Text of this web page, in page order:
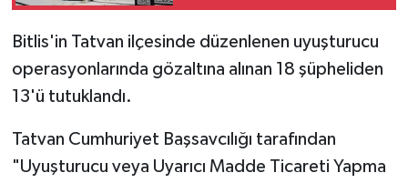
Bitlis'in Tatvan ilçesinde düzenlenen uyuşturucu
operasyonlarında gözaltına alınan 18 şüpheliden
13'ü tutuklandı.
Tatvan Cumhuriyet Başsavcılığı tarafından
"Uyuşturucu veya Uyarıcı Madde Ticareti Yapma